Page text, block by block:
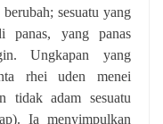
sesuatu yang
panas, yang panas
Ungkapan yang
rhei uden menei
tidak adam sesuatu
Ia menyimpulkan